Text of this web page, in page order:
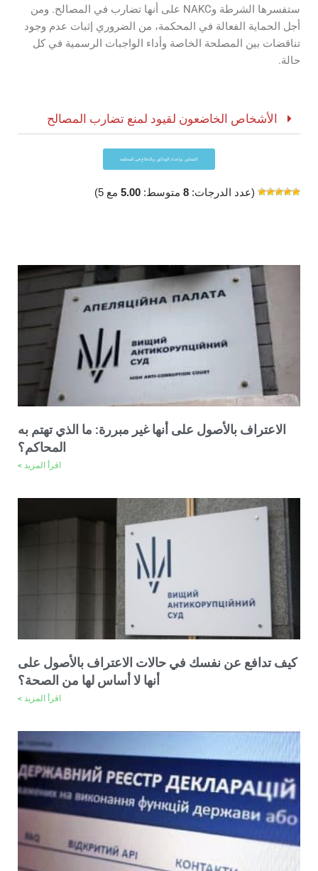
ستفسرها الشرطة وNAKC على أنها تضارب في المصالح. ومن
أجل الحماية الفعالة في المحكمة، من الضروري إثبات عدم وجود
تناقضات بين المصلحة الخاصة وأداء الواجبات الرسمية في كل
حالة.
الأشخاص الخاضعون لقيود لمنع تضارب المصالح
التشاور، وإعداد الوثائق، والدفاع في المحكمة
(عدد الدرجات: 8 متوسط: 5.00 مع 5)
الاعتراف بالأصول على أنها غير مبررة: ما الذي تهتم به
المحاكم؟
اقرأ المزيد >
كيف تدافع عن نفسك في حالات الاعتراف بالأصول على
أنها لا أساس لها من الصحة؟
اقرأ المزيد >